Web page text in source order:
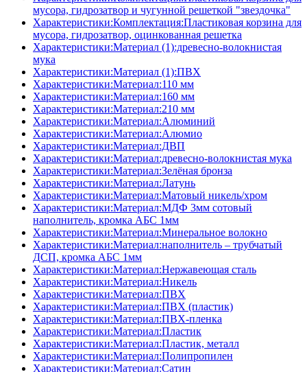
мусора, гидрозатвор и чугунной решеткой "звездочка"
Характеристики:Комплектация:Пластиковая корзина для
мусора, гидрозатвор, оцинкованная решетка
Характеристики:Материал (1):древесно-волокнистая
мука
Характеристики:Материал (1):ПВХ
Характеристики:Материал:110 мм
Характеристики:Материал:160 мм
Характеристики:Материал:210 мм
Характеристики:Материал:Алюминий
Характеристики:Материал:Алюмио
Характеристики:Материал:ДВП
Характеристики:Материал:древесно-волокнистая мука
Характеристики:Материал:Зелёная бронза
Характеристики:Материал:Латунь
Характеристики:Материал:Матовый никель/хром
Характеристики:Материал:МДФ 3мм сотовый
наполнитель, кромка AБC 1мм
Характеристики:Материал:Минеральное волокно
Характеристики:Материал:наполнитель – трубчатый
ДСП, кромка AБC 1мм
Характеристики:Материал:Нержавеющая сталь
Характеристики:Материал:Никель
Характеристики:Материал:ПВХ
Характеристики:Материал:ПВХ (пластик)
Характеристики:Материал:ПВХ-пленка
Характеристики:Материал:Пластик
Характеристики:Материал:Пластик, металл
Характеристики:Материал:Полипропилен
Характеристики:Материал:Сатин